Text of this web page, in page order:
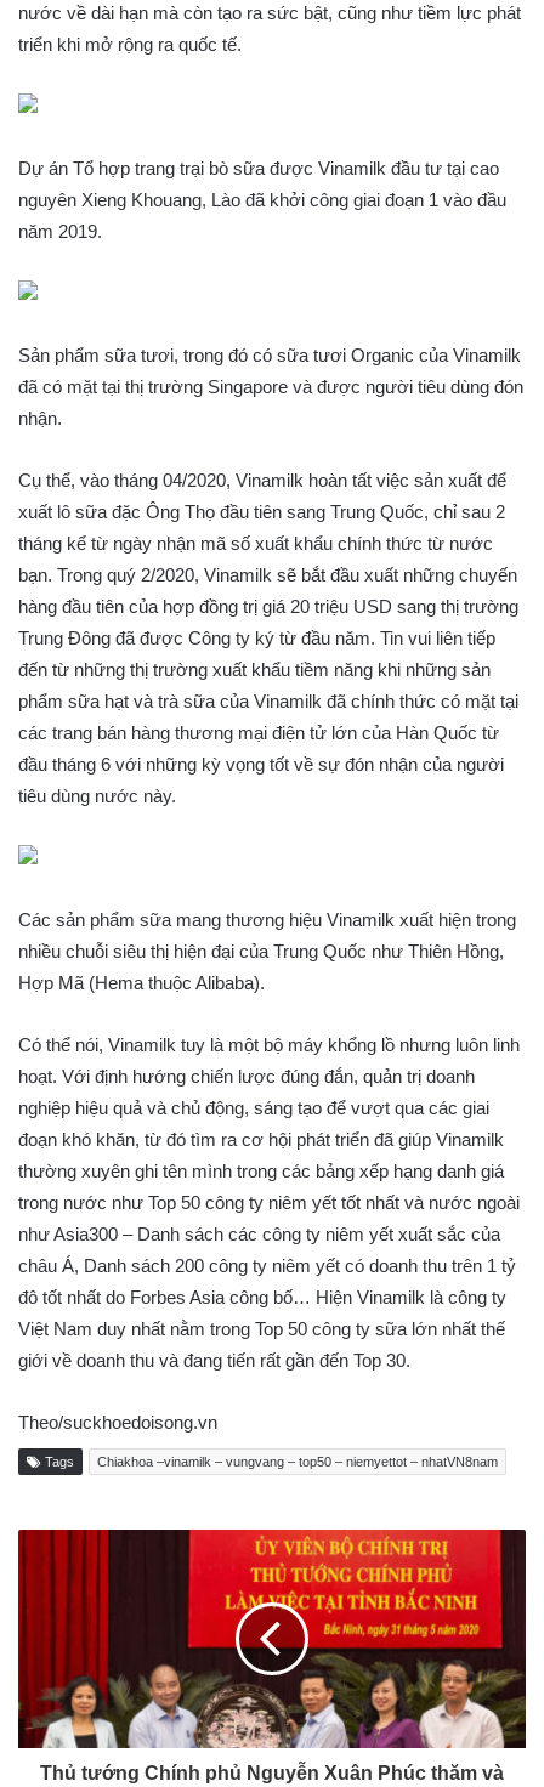
nước về dài hạn mà còn tạo ra sức bật, cũng như tiềm lực phát
triển khi mở rộng ra quốc tế.
Dự án Tổ hợp trang trại bò sữa được Vinamilk đầu tư tại cao
nguyên Xieng Khouang, Lào đã khởi công giai đoạn 1 vào đầu
năm 2019.
Sản phẩm sữa tươi, trong đó có sữa tươi Organic của Vinamilk
đã có mặt tại thị trường Singapore và được người tiêu dùng đón
nhận.
Cụ thể, vào tháng 04/2020, Vinamilk hoàn tất việc sản xuất để
xuất lô sữa đặc Ông Thọ đầu tiên sang Trung Quốc, chỉ sau 2
tháng kể từ ngày nhận mã số xuất khẩu chính thức từ nước
bạn. Trong quý 2/2020, Vinamilk sẽ bắt đầu xuất những chuyến
hàng đầu tiên của hợp đồng trị giá 20 triệu USD sang thị trường
Trung Đông đã được Công ty ký từ đầu năm. Tin vui liên tiếp
đến từ những thị trường xuất khẩu tiềm năng khi những sản
phẩm sữa hạt và trà sữa của Vinamilk đã chính thức có mặt tại
các trang bán hàng thương mại điện tử lớn của Hàn Quốc từ
đầu tháng 6 với những kỳ vọng tốt về sự đón nhận của người
tiêu dùng nước này.
Các sản phẩm sữa mang thương hiệu Vinamilk xuất hiện trong
nhiều chuỗi siêu thị hiện đại của Trung Quốc như Thiên Hồng,
Hợp Mã (Hema thuộc Alibaba).
Có thể nói, Vinamilk tuy là một bộ máy khổng lồ nhưng luôn linh
hoạt. Với định hướng chiến lược đúng đắn, quản trị doanh
nghiệp hiệu quả và chủ động, sáng tạo để vượt qua các giai
đoạn khó khăn, từ đó tìm ra cơ hội phát triển đã giúp Vinamilk
thường xuyên ghi tên mình trong các bảng xếp hạng danh giá
trong nước như Top 50 công ty niêm yết tốt nhất và nước ngoài
như Asia300 – Danh sách các công ty niêm yết xuất sắc của
châu Á, Danh sách 200 công ty niêm yết có doanh thu trên 1 tỷ
đô tốt nhất do Forbes Asia công bố… Hiện Vinamilk là công ty
Việt Nam duy nhất nằm trong Top 50 công ty sữa lớn nhất thế
giới về doanh thu và đang tiến rất gần đến Top 30.
Theo/suckhoedoisong.vn
Tags Chiakhoa –vinamilk – vungvang – top50 – niemyettot – nhatVN8nam
Thủ tướng Chính phủ Nguyễn Xuân Phúc thăm và